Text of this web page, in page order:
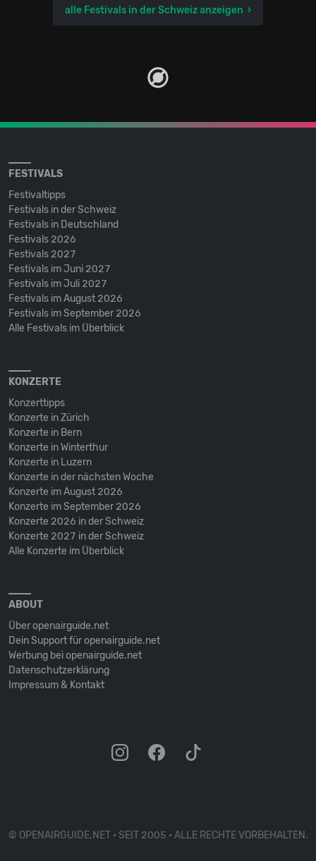
alle Festivals in der Schweiz anzeigen
FESTIVALS
Festivaltipps
Festivals in der Schweiz
Festivals in Deutschland
Festivals 2026
Festivals 2027
Festivals im Juni 2027
Festivals im Juli 2027
Festivals im August 2026
Festivals im September 2026
Alle Festivals im Überblick
KONZERTE
Konzerttipps
Konzerte in Zürich
Konzerte in Bern
Konzerte in Winterthur
Konzerte in Luzern
Konzerte in der nächsten Woche
Konzerte im August 2026
Konzerte im September 2026
Konzerte 2026 in der Schweiz
Konzerte 2027 in der Schweiz
Alle Konzerte im Überblick
ABOUT
Über openairguide.net
Dein Support für openairguide.net
Werbung bei openairguide.net
Datenschutz­erklärung
Impressum & Kontakt
© OPENAIRGUIDE.NET • SEIT 2005 • ALLE RECHTE VORBEHALTEN.